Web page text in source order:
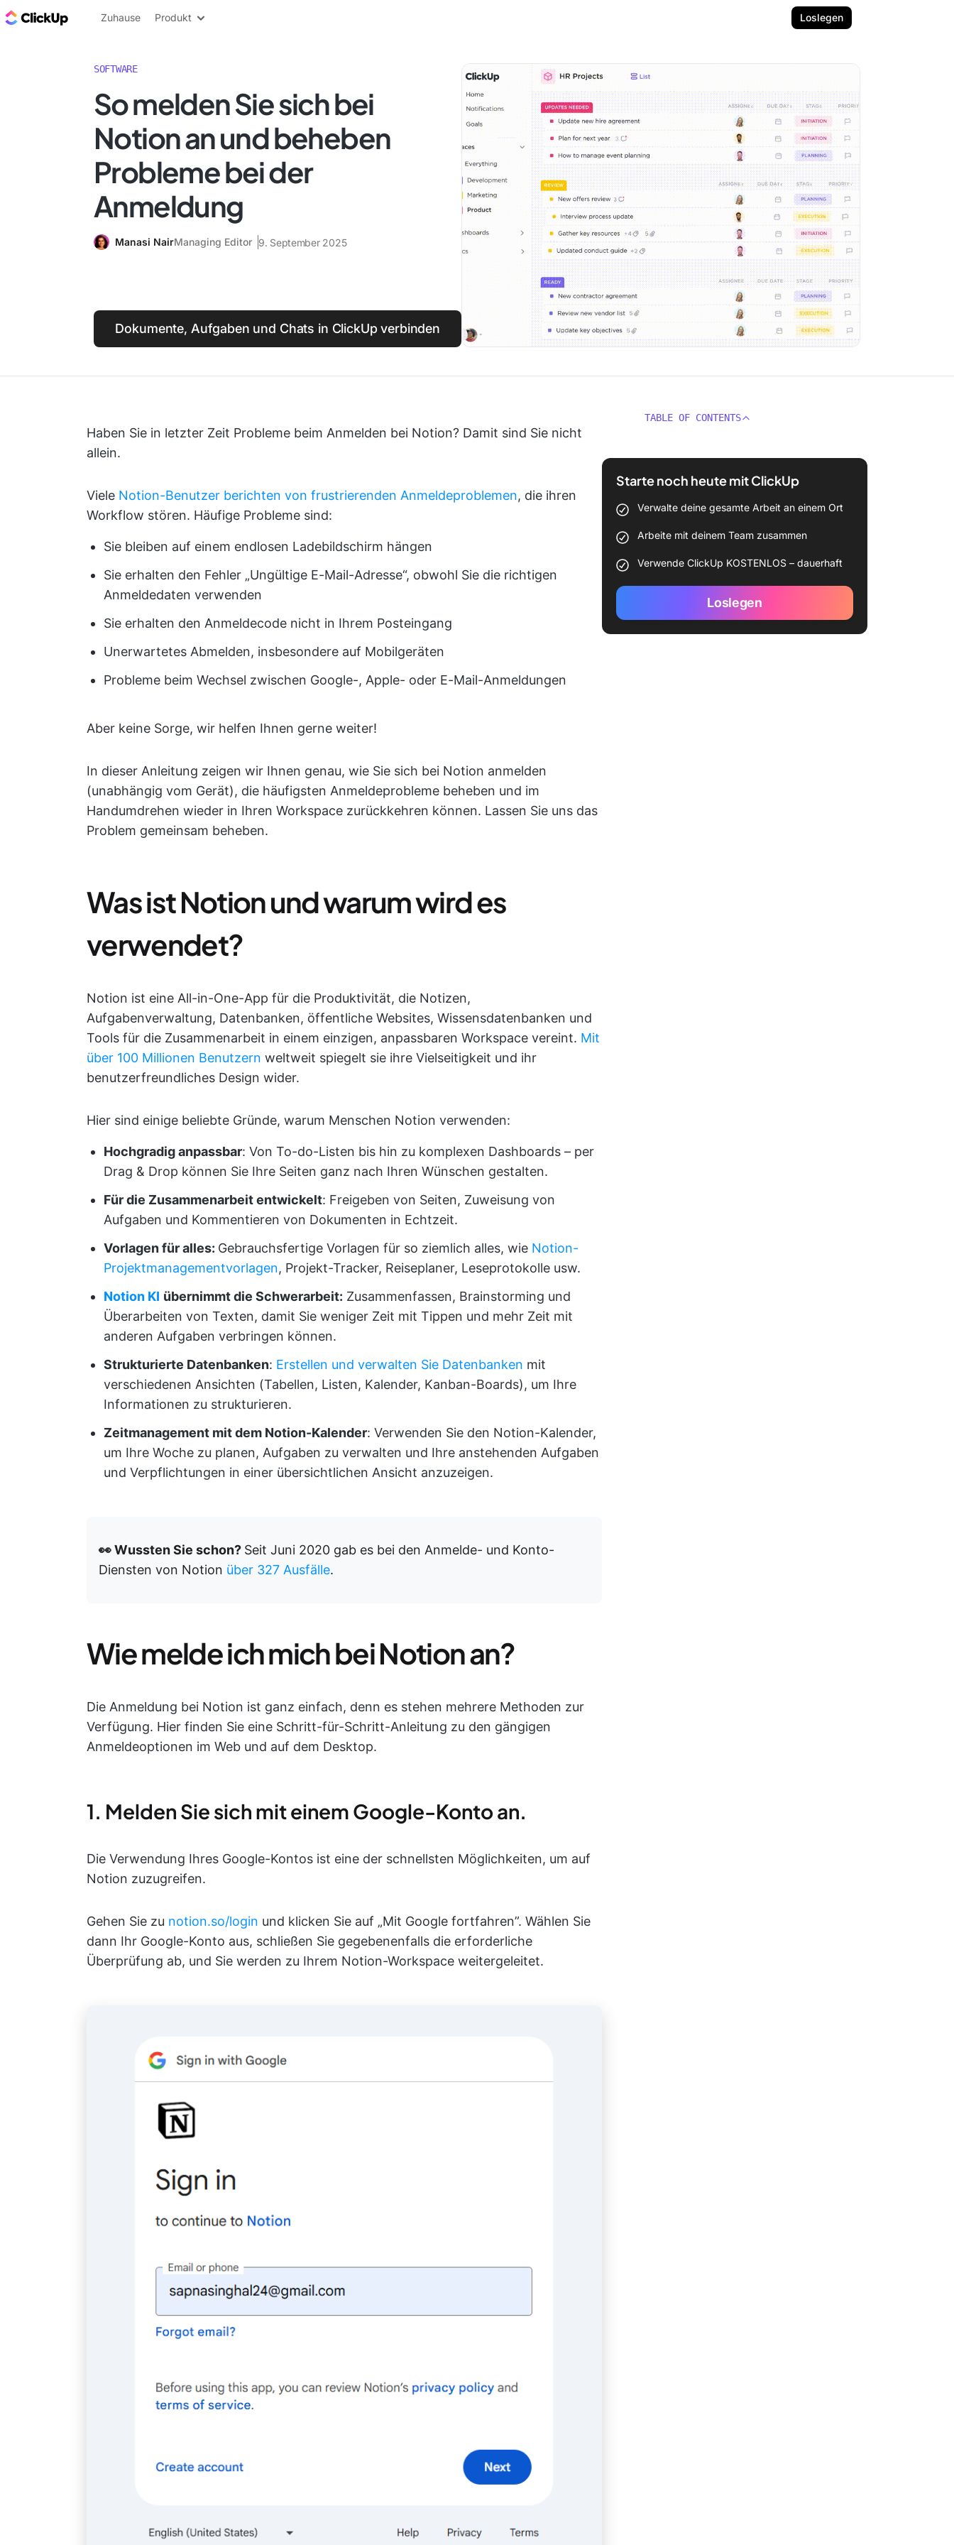
ClickUp Blog
Zuhause Produkt Loslegen
SOFTWARE
So melden Sie sich bei
Notion an und beheben
Probleme bei der
Anmeldung
Manasi NairManaging Editor 9. September 2025
Dokumente, Aufgaben und Chats in ClickUp verbinden
Haben Sie in letzter Zeit Probleme beim Anmelden bei Notion? Damit sind Sie nicht
allein.
Viele Notion-Benutzer berichten von frustrierenden Anmeldeproblemen, die ihren
Workflow stören. Häufige Probleme sind:
Sie bleiben auf einem endlosen Ladebildschirm hängen
Sie erhalten den Fehler „Ungültige E-Mail-Adresse“, obwohl Sie die richtigen
Anmeldedaten verwenden
Sie erhalten den Anmeldecode nicht in Ihrem Posteingang
Unerwartetes Abmelden, insbesondere auf Mobilgeräten
Probleme beim Wechsel zwischen Google-, Apple- oder E-Mail-Anmeldungen
Aber keine Sorge, wir helfen Ihnen gerne weiter!
In dieser Anleitung zeigen wir Ihnen genau, wie Sie sich bei Notion anmelden
(unabhängig vom Gerät), die häufigsten Anmeldeprobleme beheben und im
Handumdrehen wieder in Ihren Workspace zurückkehren können. Lassen Sie uns das
Problem gemeinsam beheben.
Was ist Notion und warum wird es
verwendet?
Notion ist eine All-in-One-App für die Produktivität, die Notizen,
Aufgabenverwaltung, Datenbanken, öffentliche Websites, Wissensdatenbanken und
Tools für die Zusammenarbeit in einem einzigen, anpassbaren Workspace vereint. Mit
über 100 Millionen Benutzern weltweit spiegelt sie ihre Vielseitigkeit und ihr
benutzerfreundliches Design wider.
Hier sind einige beliebte Gründe, warum Menschen Notion verwenden:
Hochgradig anpassbar: Von To-do-Listen bis hin zu komplexen Dashboards – per
Drag & Drop können Sie Ihre Seiten ganz nach Ihren Wünschen gestalten.
Für die Zusammenarbeit entwickelt: Freigeben von Seiten, Zuweisung von
Aufgaben und Kommentieren von Dokumenten in Echtzeit.
Vorlagen für alles: Gebrauchsfertige Vorlagen für so ziemlich alles, wie Notion-
Projektmanagementvorlagen, Projekt-Tracker, Reiseplaner, Leseprotokolle usw.
Notion KI übernimmt die Schwerarbeit: Zusammenfassen, Brainstorming und
Überarbeiten von Texten, damit Sie weniger Zeit mit Tippen und mehr Zeit mit
anderen Aufgaben verbringen können.
Strukturierte Datenbanken: Erstellen und verwalten Sie Datenbanken mit
verschiedenen Ansichten (Tabellen, Listen, Kalender, Kanban-Boards), um Ihre
Informationen zu strukturieren.
Zeitmanagement mit dem Notion-Kalender: Verwenden Sie den Notion-Kalender,
um Ihre Woche zu planen, Aufgaben zu verwalten und Ihre anstehenden Aufgaben
und Verpflichtungen in einer übersichtlichen Ansicht anzuzeigen.
👀 Wussten Sie schon? Seit Juni 2020 gab es bei den Anmelde- und Konto-
Diensten von Notion über 327 Ausfälle.
Wie melde ich mich bei Notion an?
Die Anmeldung bei Notion ist ganz einfach, denn es stehen mehrere Methoden zur
Verfügung. Hier finden Sie eine Schritt-für-Schritt-Anleitung zu den gängigen
Anmeldeoptionen im Web und auf dem Desktop.
1. Melden Sie sich mit einem Google-Konto an.
Die Verwendung Ihres Google-Kontos ist eine der schnellsten Möglichkeiten, um auf
Notion zuzugreifen.
Gehen Sie zu notion.so/login und klicken Sie auf „Mit Google fortfahren”. Wählen Sie
dann Ihr Google-Konto aus, schließen Sie gegebenenfalls die erforderliche
Überprüfung ab, und Sie werden zu Ihrem Notion-Workspace weitergeleitet.
TABLE OF CONTENTS
Starte noch heute mit ClickUp
Verwalte deine gesamte Arbeit an einem Ort
Arbeite mit deinem Team zusammen
Verwende ClickUp KOSTENLOS – dauerhaft
Loslegen